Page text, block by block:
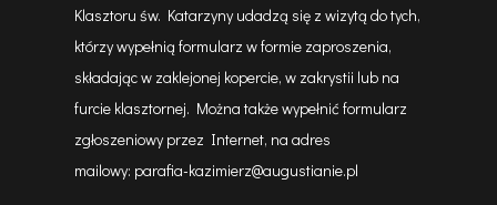
Klasztoru św. Katarzyny udadzą się z wizytą do tych,
którzy wypełnią formularz w formie zaproszenia,
składając w zaklejonej kopercie, w zakrystii lub na
furcie klasztornej. Można także wypełnić formularz
zgłoszeniowy przez Internet, na adres
mailowy: parafia-kazimierz@augustianie.pl